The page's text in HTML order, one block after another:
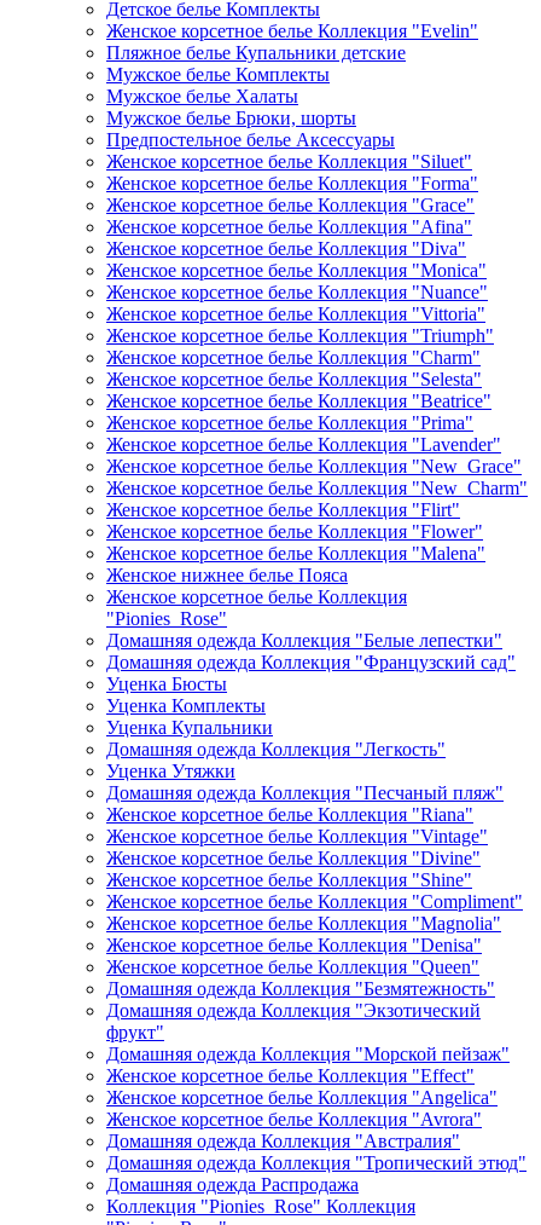
Детское белье Комплекты
Женское корсетное белье Коллекция "Evelin"
Пляжное белье Купальники детские
Мужское белье Комплекты
Мужское белье Халаты
Мужское белье Брюки, шорты
Предпостельное белье Аксессуары
Женское корсетное белье Коллекция "Siluet"
Женское корсетное белье Коллекция "Forma"
Женское корсетное белье Коллекция "Grace"
Женское корсетное белье Коллекция "Afina"
Женское корсетное белье Коллекция "Diva"
Женское корсетное белье Коллекция "Monica"
Женское корсетное белье Коллекция "Nuance"
Женское корсетное белье Коллекция "Vittoria"
Женское корсетное белье Коллекция "Triumph"
Женское корсетное белье Коллекция "Charm"
Женское корсетное белье Коллекция "Selesta"
Женское корсетное белье Коллекция "Beatrice"
Женское корсетное белье Коллекция "Prima"
Женское корсетное белье Коллекция "Lavender"
Женское корсетное белье Коллекция "New_Grace"
Женское корсетное белье Коллекция "New_Charm"
Женское корсетное белье Коллекция "Flirt"
Женское корсетное белье Коллекция "Flower"
Женское корсетное белье Коллекция "Malena"
Женское нижнее белье Пояса
Женское корсетное белье Коллекция
"Pionies_Rose"
Домашняя одежда Коллекция "Белые лепестки"
Домашняя одежда Коллекция "Французский сад"
Уценка Бюсты
Уценка Комплекты
Уценка Купальники
Домашняя одежда Коллекция "Легкость"
Уценка Утяжки
Домашняя одежда Коллекция "Песчаный пляж"
Женское корсетное белье Коллекция "Riana"
Женское корсетное белье Коллекция "Vintage"
Женское корсетное белье Коллекция "Divine"
Женское корсетное белье Коллекция "Shine"
Женское корсетное белье Коллекция "Compliment"
Женское корсетное белье Коллекция "Magnolia"
Женское корсетное белье Коллекция "Denisa"
Женское корсетное белье Коллекция "Queen"
Домашняя одежда Коллекция "Безмятежность"
Домашняя одежда Коллекция "Экзотический
фрукт"
Домашняя одежда Коллекция "Морской пейзаж"
Женское корсетное белье Коллекция "Effect"
Женское корсетное белье Коллекция "Angelica"
Женское корсетное белье Коллекция "Avrora"
Домашняя одежда Коллекция "Австралия"
Домашняя одежда Коллекция "Тропический этюд"
Домашняя одежда Распродажа
Коллекция "Pionies_Rose" Коллекция